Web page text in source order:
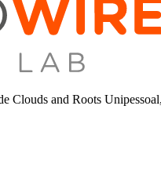
Clouds and Roots